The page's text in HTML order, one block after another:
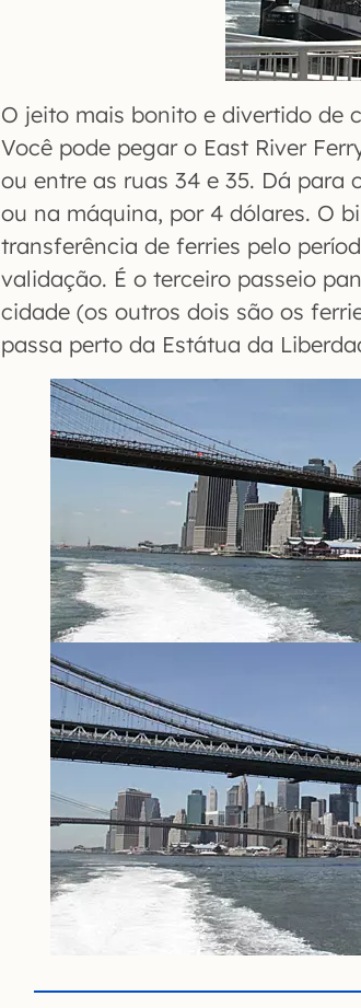
O jeito mais bonito e divertido de
Você pode pegar o East River
ou entre as ruas 34 e 35. Dá para
ou na máquina, por 4 dólares. O
transferência de ferries pelo
validação. É o terceiro passeio
cidade (os outros dois são os
passa perto da Estátua da